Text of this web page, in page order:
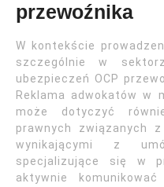
przewoźnika
W kontekście
szczególnie w
ubezpieczeń OCP
Reklama adwokatów w
może dotyczyć
prawnych związanych
wynikającymi z
specjalizujące się w
aktywnie